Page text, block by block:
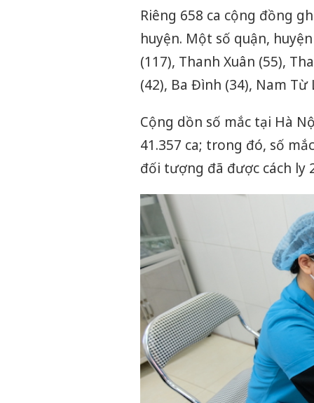
Riêng 658 ca cộng đồng
huyện. Một số quận,
(117), Thanh Xuân (55),
(42), Ba Đình (34), Nam
Cộng dồn số mắc tại Hà
41.357 ca; trong đó, số
đối tượng đã được cách ly